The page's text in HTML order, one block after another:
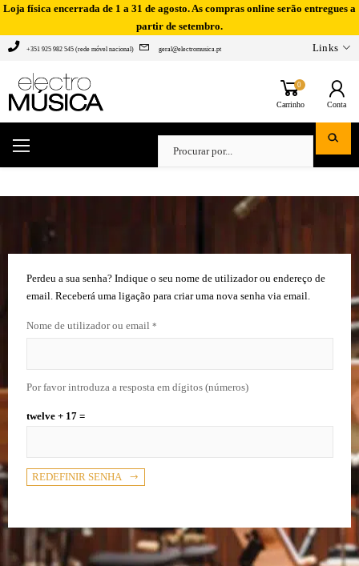
Loja física encerrada de 1 a 31 de agosto. As compras online serão entregues a
partir de setembro.
+351 925 982 545 (rede móvel nacional) geral@electromusica.pt Links
0
Carrinho Conta
Perdeu a sua senha? Indique o seu nome de utilizador ou endereço de
email. Receberá uma ligação para criar uma nova senha via email.
Nome de utilizador ou email *
Por favor introduza a resposta em dígitos (números)
twelve + 17 =
REDEFINIR SENHA